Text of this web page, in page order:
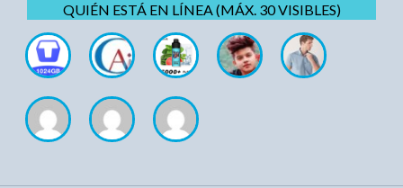
QUIÉN ESTÁ EN LÍNEA (MÁX. 30 VISIBLES)